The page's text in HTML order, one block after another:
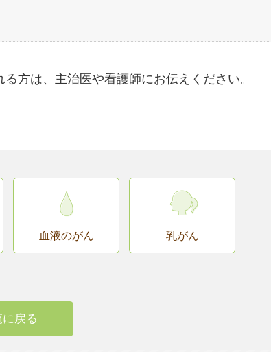
方は、主治医や看護師にお伝えください。
血液のがん 乳がん
戻る